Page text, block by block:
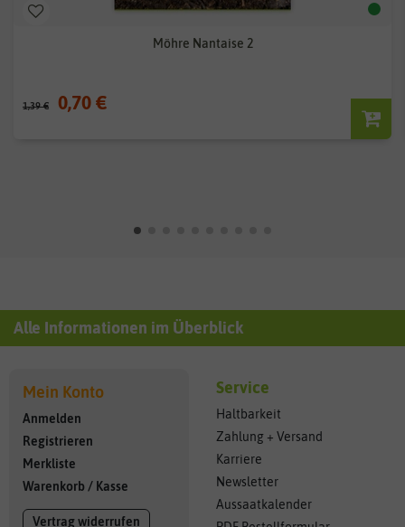
Möhre Nantaise 2
1,39 € 0,70 €
Alle Informationen im Überblick
Mein Konto
Anmelden
Registrieren
Merkliste
Warenkorb / Kasse
Vertrag widerrufen
Service
Haltbarkeit
Zahlung + Versand
Karriere
Newsletter
Aussaatkalender